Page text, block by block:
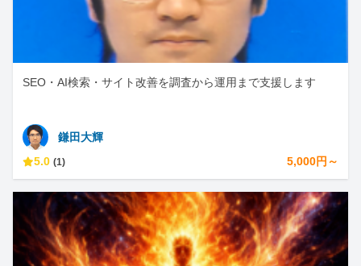
SEO・AI検索・サイト改善を調査から運用まで支援します
鎌田大輝
5.0 (1) 5,000円～